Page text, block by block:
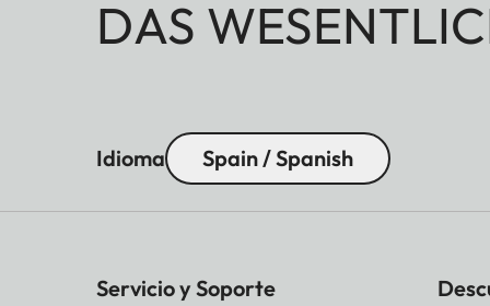
DAS
Idioma Spain / Spanish
Servicio y Soporte